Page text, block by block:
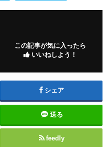
この記事が気に入ったら
いいねしよう！
シェア
送る
feedly